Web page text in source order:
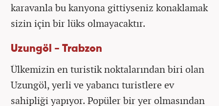
karavanla bu kanyona gittiyseniz konaklamak
sizin için bir lüks olmayacaktır.
Uzungöl - Trabzon
Ülkemizin en turistik noktalarından biri olan
Uzungöl, yerli ve yabancı turistlere ev
sahipliği yapıyor. Popüler bir yer olmasından